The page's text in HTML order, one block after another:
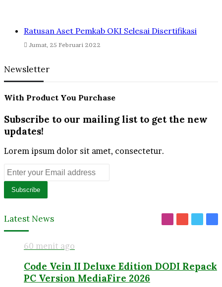
Ratusan Aset Pemkab OKI Selesai Disertifikasi
Jumat, 25 Februari 2022
Newsletter
With Product You Purchase
Subscribe to our mailing list to get the new
updates!
Lorem ipsum dolor sit amet, consectetur.
Enter
your
Email
address
Latest News
60 menit ago
Code Vein II Deluxe Edition DODI Repack
PC Version MediaFire 2026